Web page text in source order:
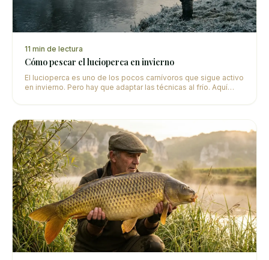
11 min de lectura
Cómo pescar el lucioperca en invierno
El lucioperca es uno de los pocos carnívoros que sigue activo
en invierno. Pero hay que adaptar las técnicas al frío. Aquí
febrero.